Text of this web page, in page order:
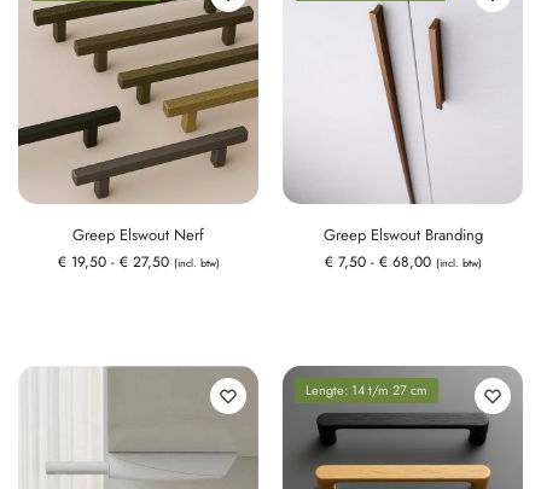
Greep Elswout Nerf
€19,50 - €27,50 (incl. btw)
Greep Elswout Branding
€7,50 - €68,00 (incl. btw)
Lengte: 14 t/m 27 cm